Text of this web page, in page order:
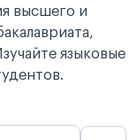
высшего и
языковые